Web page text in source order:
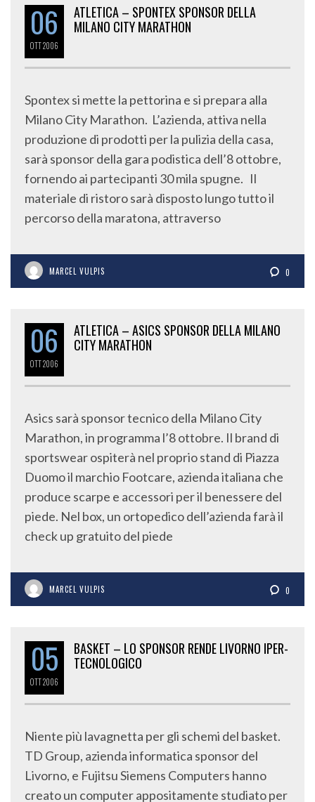
06
OTT2006
ATLETICA – SPONTEX SPONSOR DELLA
MILANO CITY MARATHON
Spontex si mette la pettorina e si prepara alla
Milano City Marathon. L’azienda, attiva nella
produzione di prodotti per la pulizia della casa,
sarà sponsor della gara podistica dell’8 ottobre,
fornendo ai partecipanti 30 mila spugne. Il
materiale di ristoro sarà disposto lungo tutto il
percorso della maratona, attraverso
MARCEL VULPIS 0
06
OTT2006
ATLETICA – ASICS SPONSOR DELLA MILANO
CITY MARATHON
Asics sarà sponsor tecnico della Milano City
Marathon, in programma l’8 ottobre. Il brand di
sportswear ospiterà nel proprio stand di Piazza
Duomo il marchio Footcare, azienda italiana che
produce scarpe e accessori per il benessere del
piede. Nel box, un ortopedico dell’azienda farà il
check up gratuito del piede
MARCEL VULPIS 0
05
OTT2006
BASKET – LO SPONSOR RENDE LIVORNO IPER-
TECNOLOGICO
Niente più lavagnetta per gli schemi del basket.
TD Group, azienda informatica sponsor del
Livorno, e Fujitsu Siemens Computers hanno
creato un computer appositamente studiato per